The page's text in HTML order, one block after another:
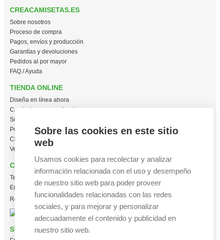
Sobre las cookies en este sitio
web
Usamos cookies para recolectar y analizar
información relacionada con el uso y desempeño
de nuestro sitio web para poder proveer
funcionalidades relacionadas con las redes
sociales, y para mejorar y personalizar
adecuadamente el contenido y publicidad en
nuestro sitio web.
CREACAMISETAS.ES
Sobre nosotros
Proceso de compra
Pagos, envíos y producción
Garantías y devoluciones
Pedidos al por mayor
FAQ / Ayuda
TIENDA ONLINE
Diseña en línea ahora
Camisetas personalizadas
Sudaderas personalizadas
Polos personalizados
Chaquetas Softshell
Ver todas las categorías
CONTACTO
Tel:
Email:
info@creacamisetas.es
Registro y cupones descuento
SÍGUENOS